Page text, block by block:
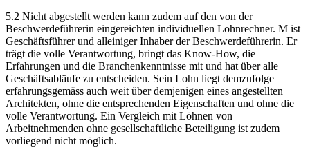
5.2 Nicht abgestellt werden kann zudem auf den von der
Beschwerdeführerin eingereichten individuellen Lohnrechner. M ist
Geschäftsführer und alleiniger Inhaber der Beschwerdeführerin. Er
trägt die volle Verantwortung, bringt das Know-How, die
Erfahrungen und die Branchenkenntnisse mit und hat über alle
Geschäftsabläufe zu entscheiden. Sein Lohn liegt demzufolge
erfahrungsgemäss auch weit über demjenigen eines angestellten
Architekten, ohne die entsprechenden Eigenschaften und ohne die
volle Verantwortung. Ein Vergleich mit Löhnen von
Arbeitnehmenden ohne gesellschaftliche Beteiligung ist zudem
vorliegend nicht möglich.